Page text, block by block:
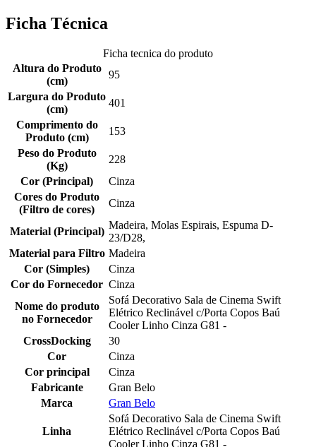
Ficha Técnica
Ficha tecnica do produto
Altura do Produto
(cm)
95
Largura do Produto
(cm)
401
Comprimento do
Produto (cm)
153
Peso do Produto
(Kg)
228
Cor (Principal)
Cinza
Cores do Produto
(Filtro de cores)
Cinza
Material (Principal)
Madeira, Molas Espirais, Espuma D-
23/D28,
Material para Filtro Madeira
Cor (Simples)
Cinza
Cor do Fornecedor Cinza
Nome do produto
no Fornecedor
Sofá Decorativo Sala de Cinema Swift
Elétrico Reclinável c/Porta Copos Baú
Cooler Linho Cinza G81 -
CrossDocking
30
Cor
Cinza
Cor principal
Cinza
Fabricante
Gran Belo
Marca
Gran Belo
Linha
Sofá Decorativo Sala de Cinema Swift
Elétrico Reclinável c/Porta Copos Baú
Cooler Linho Cinza G81 -